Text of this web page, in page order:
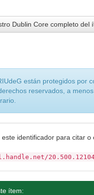
Dublin Core completo del
están protegidos por
reservados, a
este identificador para citar o
ítem: